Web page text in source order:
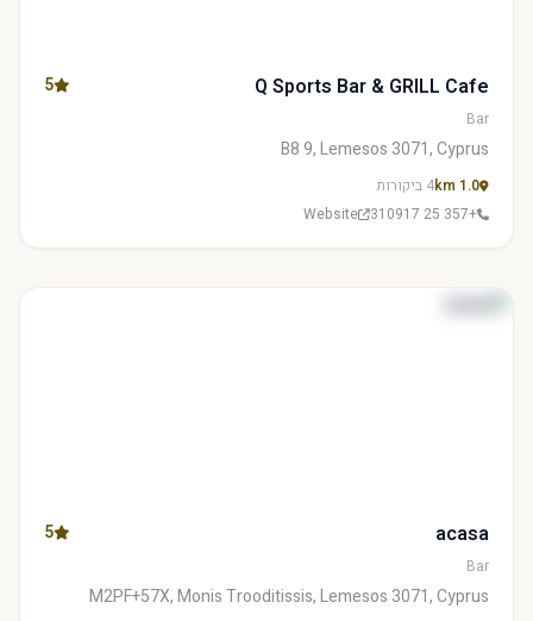
Q Sports Bar & GRILL Cafe
5
Bar
B8 9, Lemesos 3071, Cyprus
1.0 km
4 ביקורות
+357 25 310917
Website
acasa
5
Bar
M2PF+57X, Monis Trooditissis, Lemesos 3071, Cyprus